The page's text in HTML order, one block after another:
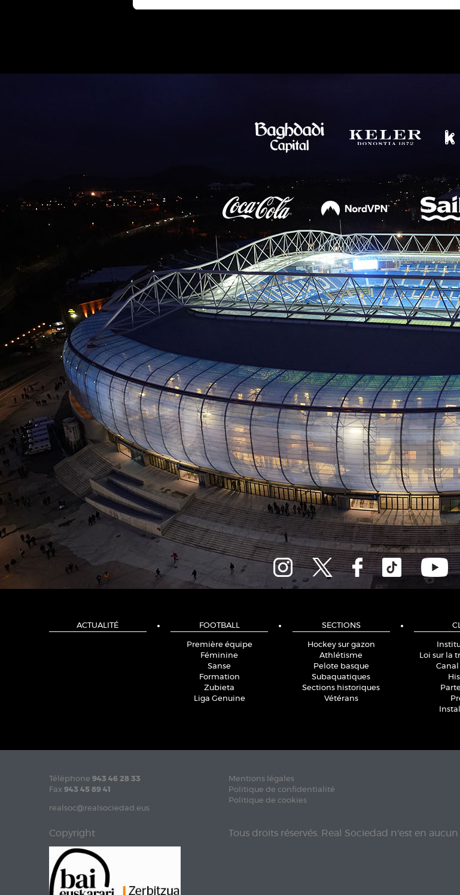
ACTUALITÉ FOOTBALL
Première équipe
Féminine
Sanse
Formation
Zubieta
Liga Genuine
SECTIONS
Hockey sur gazon
Athlétisme
Pelote basque
Subaquatiques
Sections historiques
Vétérans
Loi sur la
Téléphone 943 46 28 33
Fax 943 45 89 41
realsoc@realsociedad.eus
Mentions légales
Politique de confidentialité
Politique de cookies
Copyright Tous droits réservés. Real Sociedad n'est en